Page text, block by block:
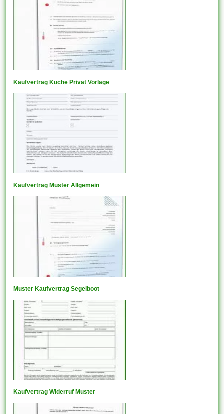
Kaufvertrag Küche Privat Vorlage
Kaufvertrag Muster Allgemein
Muster Kaufvertrag Segelboot
Kaufvertrag Widerruf Muster